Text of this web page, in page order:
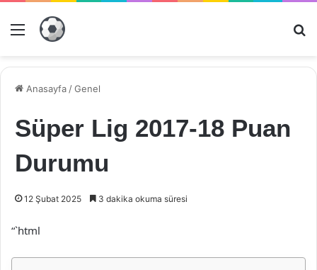
Menü
Anasayfa /Genel
Süper Lig 2017-18 Puan
Durumu
12 Şubat 2025 3 dakika okuma süresi
“`html